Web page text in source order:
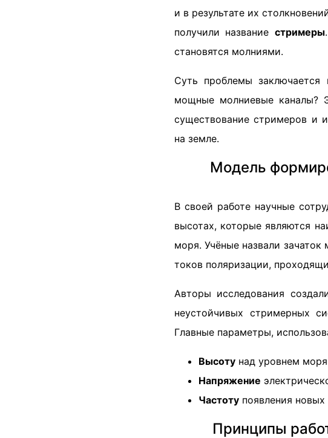
и в результате их
получили название стримеры
становятся молниями.
Суть проблемы
мощные молниевые каналы?
существование стримеров и
на земле.
Модель
В своей работе научные
высотах, которые являются
моря. Учёные назвали зачаток
токов поляризации,
Авторы исследования
неустойчивых стримерных
Главные параметры,
Высоту над уровнем моря
Напряжение
Частоту появления
Принципы